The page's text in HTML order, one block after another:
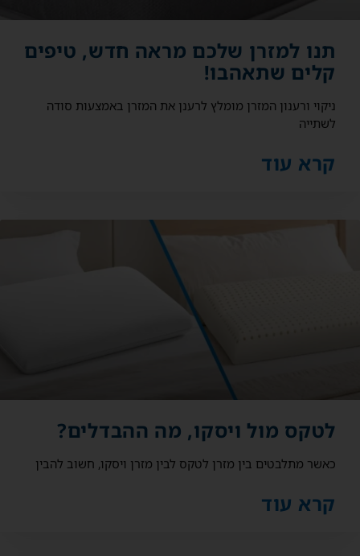
תנו למזרן שלכם מראה חדש, טיפים
קלים שתאהבו!
ניקוי ורענון המזרן מומלץ לרענן את המזרן באמצעות סודה
לשתייה
קרא עוד
לטקס מול ויסקו, מה ההבדלים?
כאשר מתלבטים בין מזרן לטקס לבין מזרן ויסקו, חשוב להבין
קרא עוד